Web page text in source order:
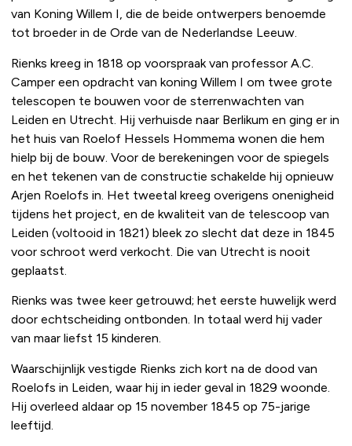
van Koning Willem I, die de beide ontwerpers benoemde
tot broeder in de Orde van de Nederlandse Leeuw.
Rienks kreeg in 1818 op voorspraak van professor A.C.
Camper een opdracht van koning Willem I om twee grote
telescopen te bouwen voor de sterrenwachten van
Leiden en Utrecht. Hij verhuisde naar Berlikum en ging er in
het huis van Roelof Hessels Hommema wonen die hem
hielp bij de bouw. Voor de berekeningen voor de spiegels
en het tekenen van de constructie schakelde hij opnieuw
Arjen Roelofs in. Het tweetal kreeg overigens onenigheid
tijdens het project, en de kwaliteit van de telescoop van
Leiden (voltooid in 1821) bleek zo slecht dat deze in 1845
voor schroot werd verkocht. Die van Utrecht is nooit
geplaatst.
Rienks was twee keer getrouwd; het eerste huwelijk werd
door echtscheiding ontbonden. In totaal werd hij vader
van maar liefst 15 kinderen.
Waarschijnlijk vestigde Rienks zich kort na de dood van
Roelofs in Leiden, waar hij in ieder geval in 1829 woonde.
Hij overleed aldaar op 15 november 1845 op 75-jarige
leeftijd.